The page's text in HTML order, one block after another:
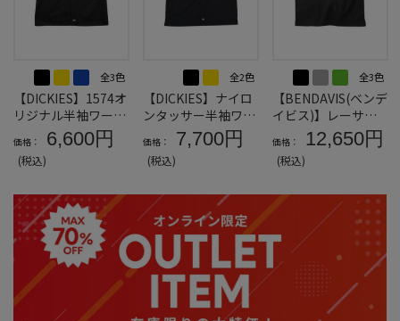
全3色
【DICKIES】1574オ
リジナル半袖ワーク
シャツ＊カタログ商
品
価格： 6,600円
(税込)
全2色
【DICKIES】ナイロ
ンタッサー半袖ワー
クシャツ＊カタログ
商品
価格： 7,700円
(税込)
全3色
【BENDAVIS(ベンデ
イビス)】レーサー
レトロ刺繍ワーク半
袖シャツ＊カタログ
商品
価格： 12,650円
(税込)